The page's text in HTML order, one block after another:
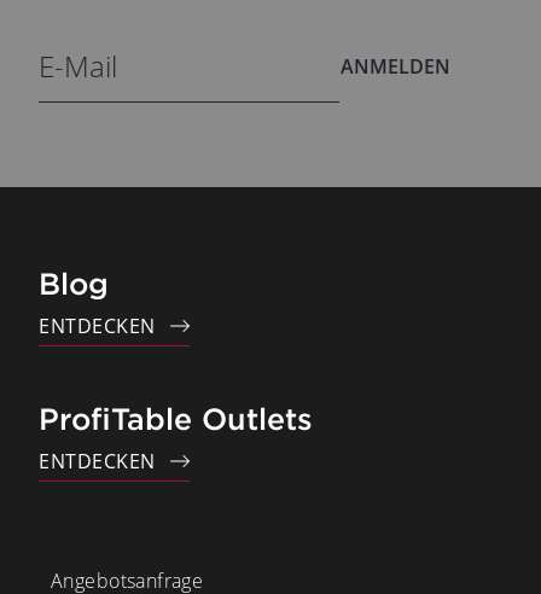
ANMELDEN
Blog
ENTDECKEN
ProfiTable Outlets
ENTDECKEN
Angebotsanfrage